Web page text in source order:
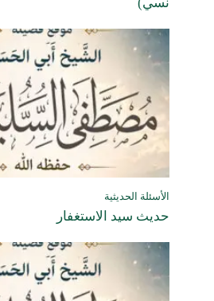
الأسئلة الحديثية
حديث سيد الاستغفار